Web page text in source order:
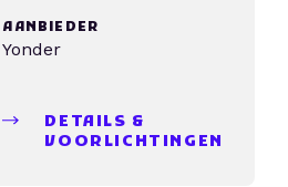
AANBIEDER
Yonder
DETAILS &
VOORLICHTINGEN